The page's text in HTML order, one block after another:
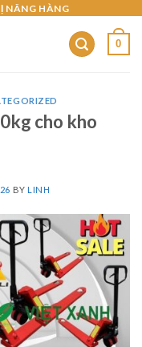
NÂNG HÀNG
0
cho kho
BYLINH